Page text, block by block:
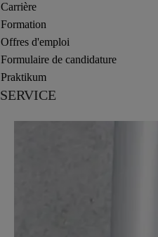
Carrière
Formation
Offres d'emploi
Formulaire de candidature
Praktikum
SERVICE